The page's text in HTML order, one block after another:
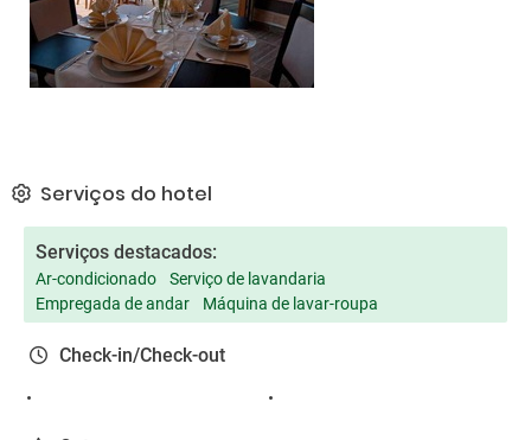
Serviços do hotel
Serviços destacados:
Ar-condicionado
Serviço de lavandaria
Empregada de andar
Máquina de lavar-roupa
Check-in/Check-out